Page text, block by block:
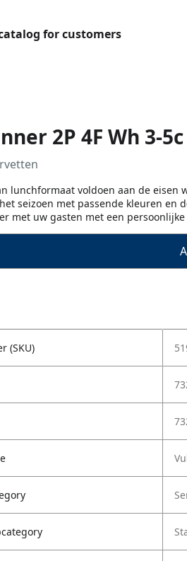
for customers
2P 4F Wh 3-
lunchformaat voldoen aan de eisen
seizoen met passende kleuren en
met uw gasten met een
(SKU)